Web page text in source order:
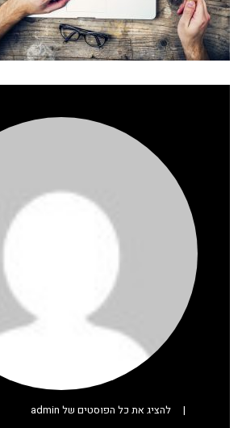
| להציג את כל הפוסטים של admin